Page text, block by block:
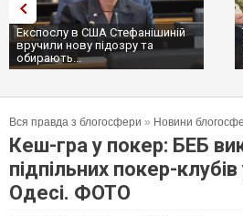
Експослу в США Стефанішиній
вручили нову підозру та
обирають...
Вся правда з блогосфери » Новини
Кеш-гра у покер: БЕБ
підпільних покер-клубів
Одесі. ФОТО